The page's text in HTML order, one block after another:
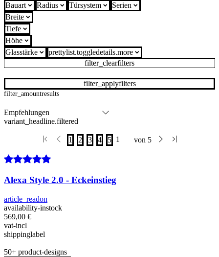
Bauart Radius Türsystem
Serien
Breite
Tiefe
Höhe
Glasstärke
prettylist.toggledetails.more
filter_clearfilters
filter_applyfilters
filter_amountresults
variant_headline.filtered
Alexa Style 2.0 - Eckeinstieg
article_readon
availability-instock
569,00 €
vat-incl
shippinglabel
50+ product-designs